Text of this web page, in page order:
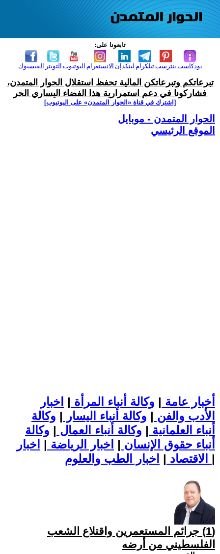
تابعونا على:
الفيسبوك التويتر اليوتيوب الانستغرام لينكدإن تيلكرامبنترست بودكاست
تبرعاتكم وتبرعاتكن المالية تحفظ استقلال الحوار المتمدن،
فشاركونا في دعم استمرارية هذا الفضاء اليساري الحر
[اشترك في قناة ‫«الحوار المتمدن» على اليوتيوب]
الحوار المتمدن - موبايل
الموقع الرئيسي
أخبار عامة | وكالة أنباء المرأة | اخبار
الأدب والفن | وكالة أنباء اليسار | وكالة
أنباء العلمانية | وكالة أنباء العمال | وكالة
أنباء حقوق الإنسان | اخبار الرياضة | اخبار
الاقتصاد | |
(1) جرائم المستعمرين واقتلاع الشعب
الفلسطيني من أرضه